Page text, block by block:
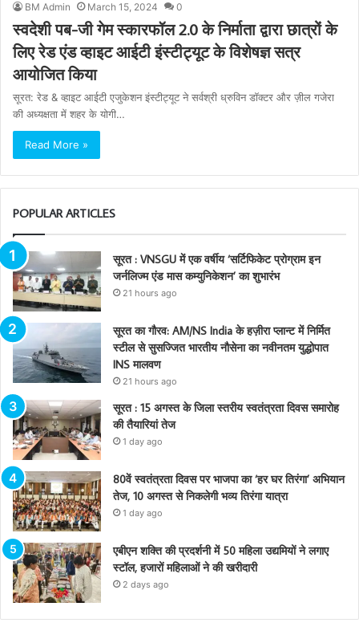
BM Admin March 15, 2024 0
स्वदेशी पब-जी गेम स्कारफॉल 2.0 के निर्माता द्वारा छात्रों के
लिए रेड एंड व्हाइट आईटी इंस्टीट्यूट के विशेषज्ञ सत्र
आयोजित किया
सूरत: रेड & व्हाइट आईटी एजुकेशन इंस्टीट्यूट ने सर्वश्री ध्रुविन डॉक्टर और ज़ील गजेरा
की अध्यक्षता में शहर के योगी…
Read More »
POPULAR ARTICLES
सूरत : VNSGU में एक वर्षीय ‘सर्टिफिकेट प्रोग्राम इन
जर्नलिज्म एंड मास कम्युनिकेशन’ का शुभारंभ
21 hours ago
सूरत का गौरव: AM/NS India के हज़ीरा प्लान्ट में निर्मित
स्टील से सुसज्जित भारतीय नौसेना का नवीनतम युद्धोपात
INS मालवण
21 hours ago
सूरत : 15 अगस्त के जिला स्तरीय स्वतंत्रता दिवस समारोह
की तैयारियां तेज
1 day ago
80वें स्वतंत्रता दिवस पर भाजपा का ‘हर घर तिरंगा’ अभियान
तेज, 10 अगस्त से निकलेगी भव्य तिरंगा यात्रा
1 day ago
एबीएन शक्ति की प्रदर्शनी में 50 महिला उद्यमियों ने लगाए
स्टॉल, हजारों महिलाओं ने की खरीदारी
2 days ago